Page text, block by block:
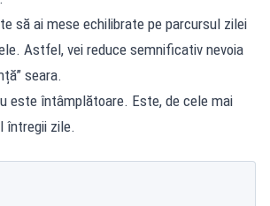
să ai mese echilibrate pe parcursul zilei
Astfel, vei reduce semnificativ nevoia
seara.
este întâmplătoare. Este, de cele mai
întregii zile.